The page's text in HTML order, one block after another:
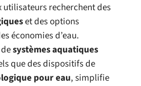
utilisateurs recherchent des
et des options
économies d’eau.
systèmes aquatiques
que des dispositifs de
pour eau, simplifie